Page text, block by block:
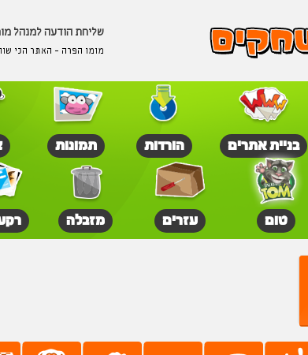
שליחת הודעה למנהל
מומו הפרה - האתר הכי
בניית אתרים הורדות תמונות
טום עזרים מזבלה